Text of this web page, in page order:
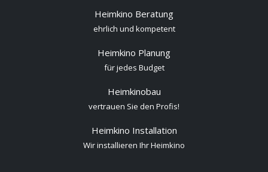
Heimkino Beratung
ehrlich und kompetent
Heimkino Planung
für jedes Budget
Heimkinobau
vertrauen Sie den Profis!
Heimkino Installation
Wir installieren Ihr Heimkino